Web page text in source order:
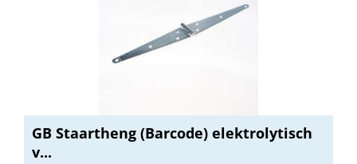
GB Staartheng (Barcode) elektrolytisch
v...